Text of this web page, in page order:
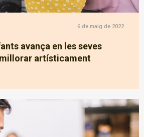
6 de maig de 2022
avança en les seves
artísticament